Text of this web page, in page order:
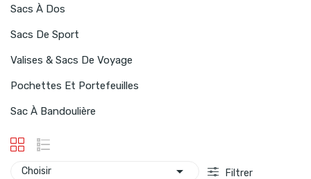
Sacs À Dos
Sacs De Sport
Valises & Sacs De Voyage
Pochettes Et Portefeuilles
Sac À Bandoulière
Choisir  Filtrer